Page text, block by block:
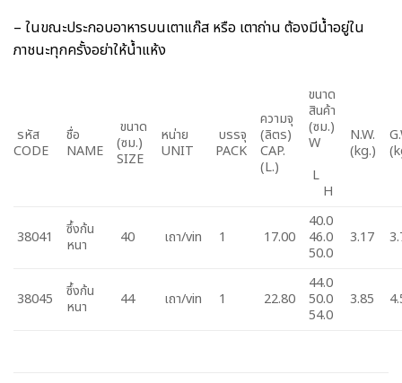
– ในขณะประกอบอาหารบนเตาแก๊ส หรือ เตาถ่าน ต้องมีน้ำอยู่ใน
ภาชนะทุกครั้งอย่าให้น้ำแห้ง
รหัส
CODE
ชื่อ
NAME
ขนาด
(ซม.)
SIZE
หน่าย
UNIT
บรรจุ
PACK
ความจุ
(ลิตร)
CAP.
(L.)
ขนาด
สินค้า
(ซม.)
W
L
H
N.W.
(kg.)
38041
ซึ้งก้น
หนา
40 เถา/vin 1 17.00
40.0
46.0
50.0
3.17
38045
ซึ้งก้น
หนา
44 เถา/vin 1 22.80
44.0
50.0
54.0
3.85